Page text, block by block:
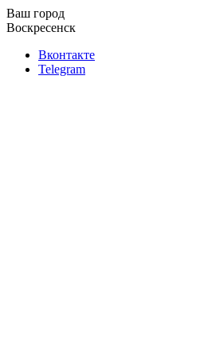
Ваш город
Воскресенск
Вконтакте
Telegram